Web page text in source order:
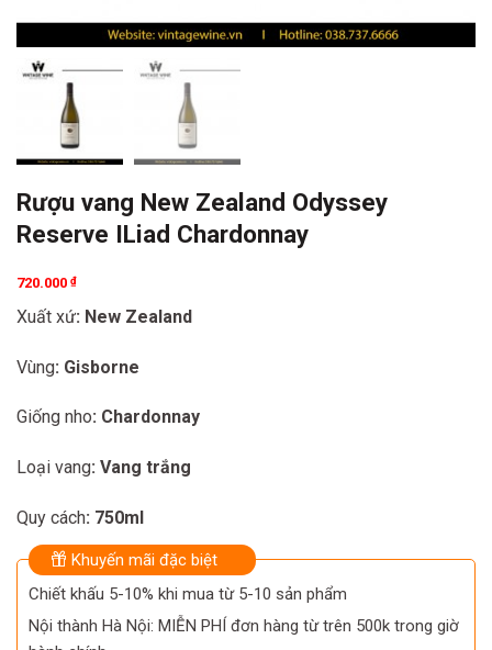
Rượu vang New Zealand Odyssey
Reserve ILiad Chardonnay
720.000 ₫
Xuất xứ: New Zealand
Vùng: Gisborne
Giống nho: Chardonnay
Loại vang: Vang trắng
Quy cách: 750ml
Khuyến mãi đặc biệt
Chiết khấu 5-10% khi mua từ 5-10 sản phẩm
Nội thành Hà Nội: MIỄN PHÍ đơn hàng từ trên 500k trong giờ